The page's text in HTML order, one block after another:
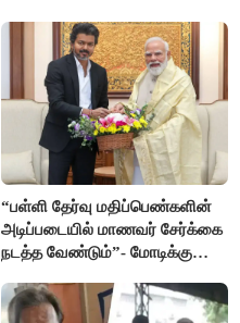
“பள்ளி தேர்வு மதிப்பெண்களின்
அடிப்படையில் மாணவர் சேர்க்கை
நடத்த வேண்டும்”- மோடிக்கு